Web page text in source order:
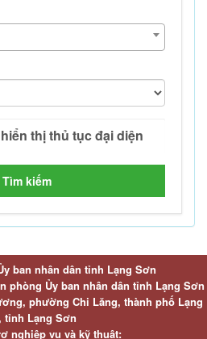
Tìm kiếm
ban nhân dân tỉnh Lạng Sơn
phòng Ủy ban nhân dân tỉnh Lạng Sơn
phường Chi Lăng, thành phố Lạng
tỉnh Lạng Sơn
nghiệp vụ và kỹ thuật: